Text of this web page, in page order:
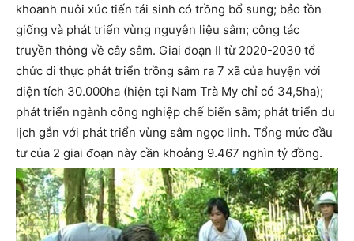
khoanh nuôi xúc tiến tái sinh có trồng bổ sung; bảo tồn
giống và phát triển vùng nguyên liệu sâm; công tác
truyền thông về cây sâm. Giai đoạn II từ 2020-2030 tổ
chức di thực phát triển trồng sâm ra 7 xã của huyện với
diện tích 30.000ha (hiện tại Nam Trà My chỉ có 34,5ha);
phát triển ngành công nghiệp chế biến sâm; phát triển du
lịch gắn với phát triển vùng sâm ngọc linh. Tổng mức đầu
tư của 2 giai đoạn này cần khoảng 9.467 nghìn tỷ đồng.